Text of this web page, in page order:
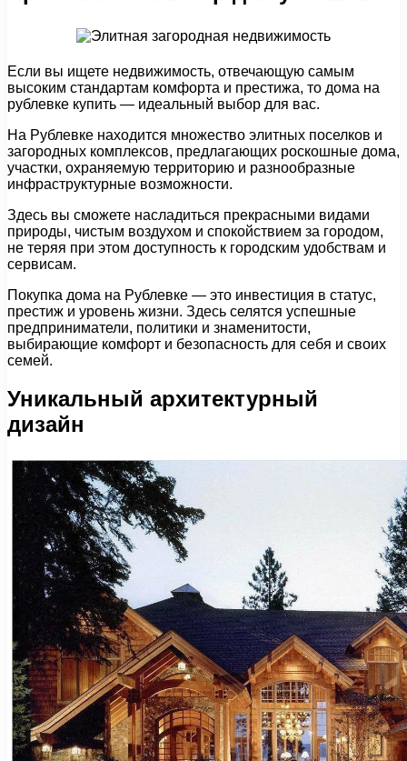
Если вы ищете недвижимость, отвечающую самым
высоким стандартам комфорта и престижа, то дома на
рублевке купить — идеальный выбор для вас.
На Рублевке находится множество элитных поселков и
загородных комплексов, предлагающих роскошные дома,
участки, охраняемую территорию и разнообразные
инфраструктурные возможности.
Здесь вы сможете насладиться прекрасными видами
природы, чистым воздухом и спокойствием за городом,
не теряя при этом доступность к городским удобствам и
сервисам.
Покупка дома на Рублевке — это инвестиция в статус,
престиж и уровень жизни. Здесь селятся успешные
предприниматели, политики и знаменитости,
выбирающие комфорт и безопасность для себя и своих
семей.
Уникальный архитектурный
дизайн